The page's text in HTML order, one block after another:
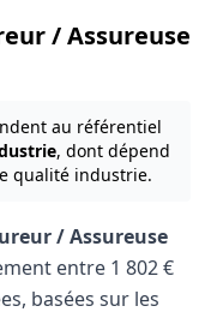
/ Assureuse
au référentiel
, dont dépend
qualité industrie.
/ Assureuse
entre 1 802 €
basées sur les